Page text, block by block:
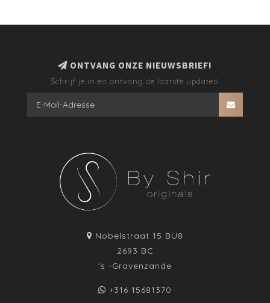
ONTVANG ONZE NIEUWSBRIEF!
Schrijf je in en ontvang de laatste updates!
Nobelstraat 15 BU8
2693 BC
's -Gravenzande
+316 15681370